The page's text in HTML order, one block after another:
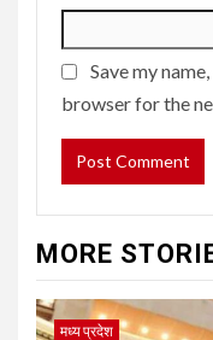
Save my
browser for the
MORE
मध्य प्रदेश